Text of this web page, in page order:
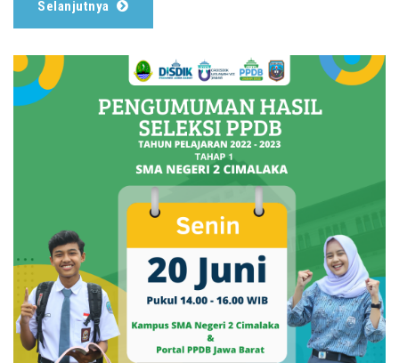
Selanjutnya